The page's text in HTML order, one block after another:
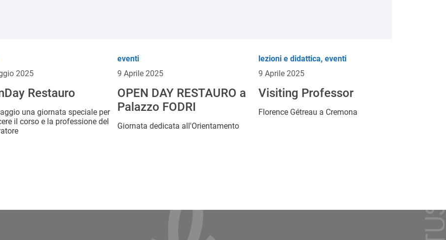
2025
Restauro
una giornata speciale per
il corso e la professione del
eventi
9 Aprile 2025
OPEN DAY RESTAURO a
Palazzo FODRI
Giornata dedicata all'Orientamento
lezioni e didattica, eventi
9 Aprile 2025
Visiting Professor
Florence Gétreau a Cremona